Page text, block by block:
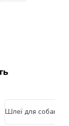
Шлеї для собак